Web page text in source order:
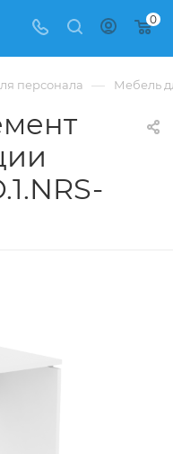
0
персонала — Мебель